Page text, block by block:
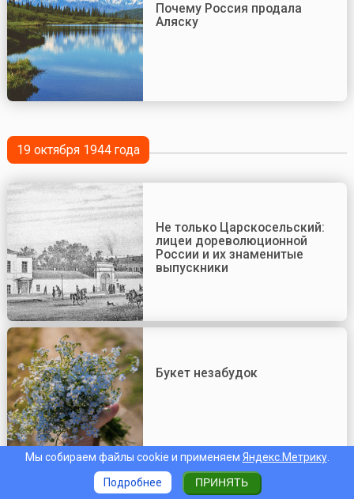
Почему Россия продала
Аляску
19 октября 1944 года
Не только Царскосельский:
лицеи дореволюционной
России и их знаменитые
выпускники
Букет незабудок
Мы собираем файлы cookie и применяем Яндекс.Метрику.
Подробнее
ПРИНЯТЬ